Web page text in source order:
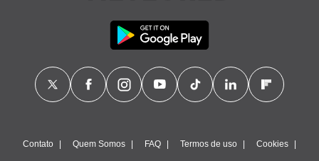
Contato Quem Somos FAQ Termos de uso Cookies